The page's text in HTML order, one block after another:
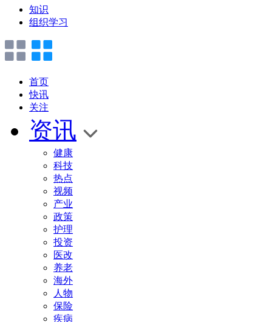
知识
组织学习
首页
快讯
关注
资讯
健康
科技
热点
视频
产业
政策
护理
投资
医改
养老
海外
人物
保险
疾病